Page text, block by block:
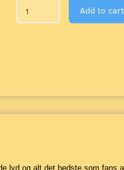
Add to cart
lyd og alt det bedste som fans